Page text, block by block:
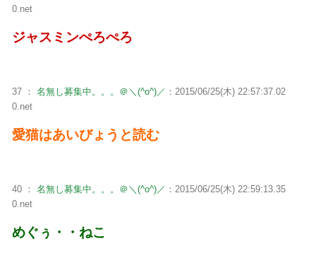
0.net
ジャスミンぺろぺろ
37 ： 名無し募集中。。。＠＼(^o^)／ ：2015/06/25(木) 22:57:37.02
0.net
愛猫はあいびょうと読む
40 ： 名無し募集中。。。＠＼(^o^)／ ：2015/06/25(木) 22:59:13.35
0.net
めぐぅ・・ねこ